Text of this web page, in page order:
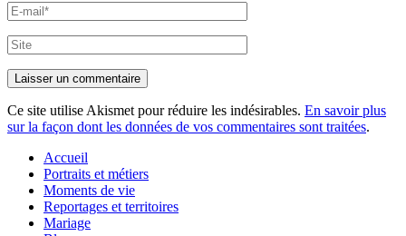
E-
mail*
Site
Ce site utilise Akismet pour réduire les indésirables. En savoir plus
sur la façon dont les données de vos commentaires sont traitées.
Accueil
Portraits et métiers
Moments de vie
Reportages et territoires
Mariage